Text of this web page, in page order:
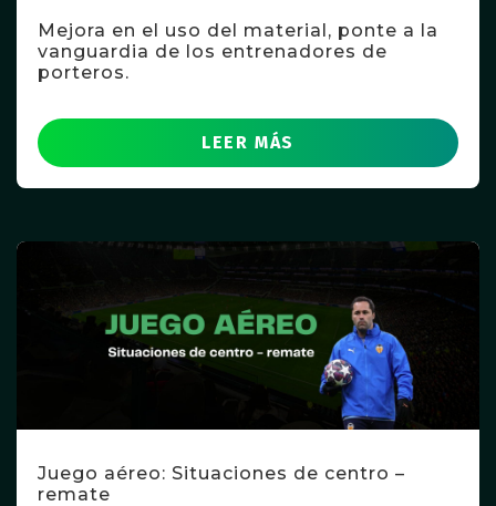
Mejora en el uso del material, ponte a la
vanguardia de los entrenadores de
porteros.
LEER MÁS
Juego aéreo: Situaciones de centro –
remate